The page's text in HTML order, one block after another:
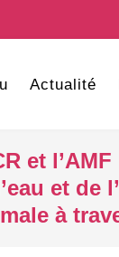
Actualité
et
et de
à